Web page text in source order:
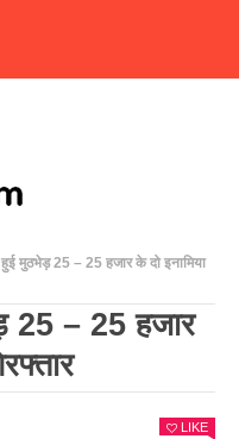
मुठभेड़ 25 – 25 हजार के दो इनामिया
25 – 25 हजार
LIKE